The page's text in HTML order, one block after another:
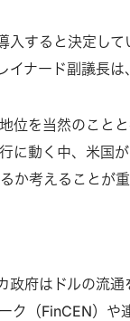
入すると決定し
イナード副議長
位を当然のこと
に動く中、米国
か考えることが
政府はドルの流
ク（FinCEN）や